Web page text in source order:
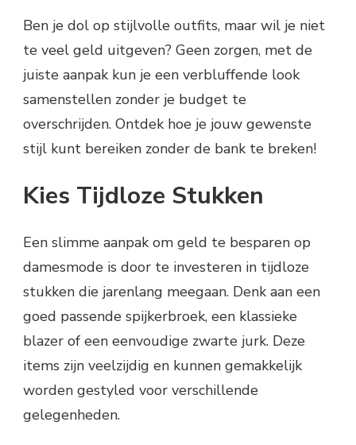
Ben je dol op stijlvolle outfits, maar wil je niet
te veel geld uitgeven? Geen zorgen, met de
juiste aanpak kun je een verbluffende look
samenstellen zonder je budget te
overschrijden. Ontdek hoe je jouw gewenste
stijl kunt bereiken zonder de bank te breken!
Kies Tijdloze Stukken
Een slimme aanpak om geld te besparen op
damesmode is door te investeren in tijdloze
stukken die jarenlang meegaan. Denk aan een
goed passende spijkerbroek, een klassieke
blazer of een eenvoudige zwarte jurk. Deze
items zijn veelzijdig en kunnen gemakkelijk
worden gestyled voor verschillende
gelegenheden.